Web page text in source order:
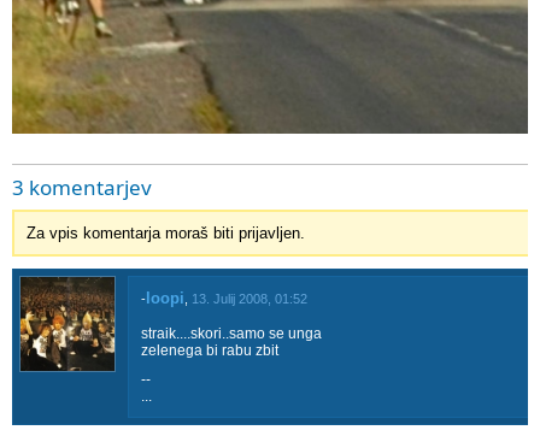
3 komentarjev
Za vpis komentarja moraš biti prijavljen.
- loopi 13. Julij 2008, 01:52
straik....skori..samo se unga
zelenega bi rabu zbit
--
...